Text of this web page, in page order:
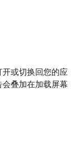
或切换回您的应
叠加在加载屏幕